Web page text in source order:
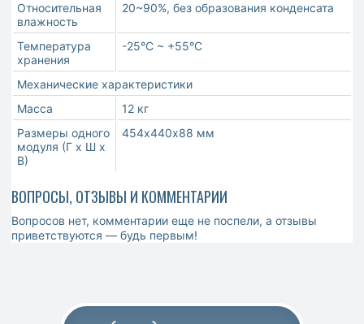
Относительная
влажность
20~90%, без образования конденсата
Температура
хранения
-25°С ~ +55°С
Механические характеристики
Масса
12 кг
Размеры одного
модуля (Г х Ш х
В)
454х440х88 мм
ВОПРОСЫ, ОТЗЫВЫ И КОММЕНТАРИИ
Вопросов нет, комментарии еще не поспели, а отзывы
приветствуются — будь первым!